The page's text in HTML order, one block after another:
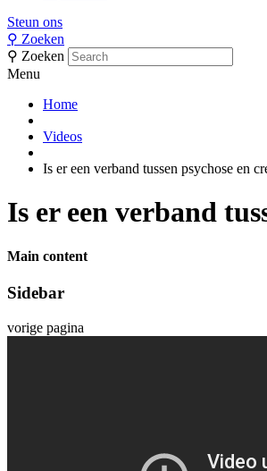
Steun ons
⚲ Zoeken
⚲ Zoeken
Menu
Home
Videos
Is er een verband tussen psychose en
Is er een verband
Main content
Sidebar
vorige pagina